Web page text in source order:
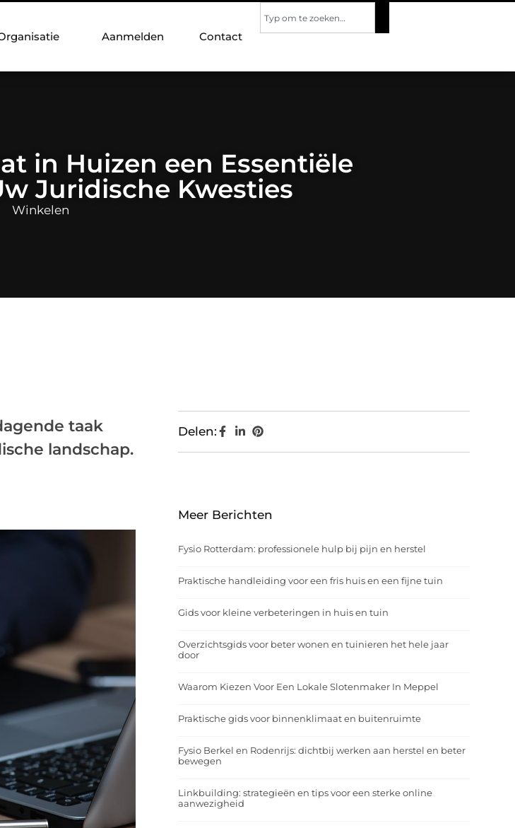
Aanmelden Contact
in Huizen een Essentiële
Juridische Kwesties
Winkelen
taak
landschap.
Delen:
Meer Berichten
Fysio Rotterdam: professionele hulp bij pijn en herstel
Praktische handleiding voor een fris huis en een fijne tuin
Gids voor kleine verbeteringen in huis en tuin
Overzichtsgids voor beter wonen en tuinieren het hele jaar
door
Waarom Kiezen Voor Een Lokale Slotenmaker In Meppel
Praktische gids voor binnenklimaat en buitenruimte
Fysio Berkel en Rodenrijs: dichtbij werken aan herstel en beter
bewegen
Linkbuilding: strategieën en tips voor een sterke online
aanwezigheid